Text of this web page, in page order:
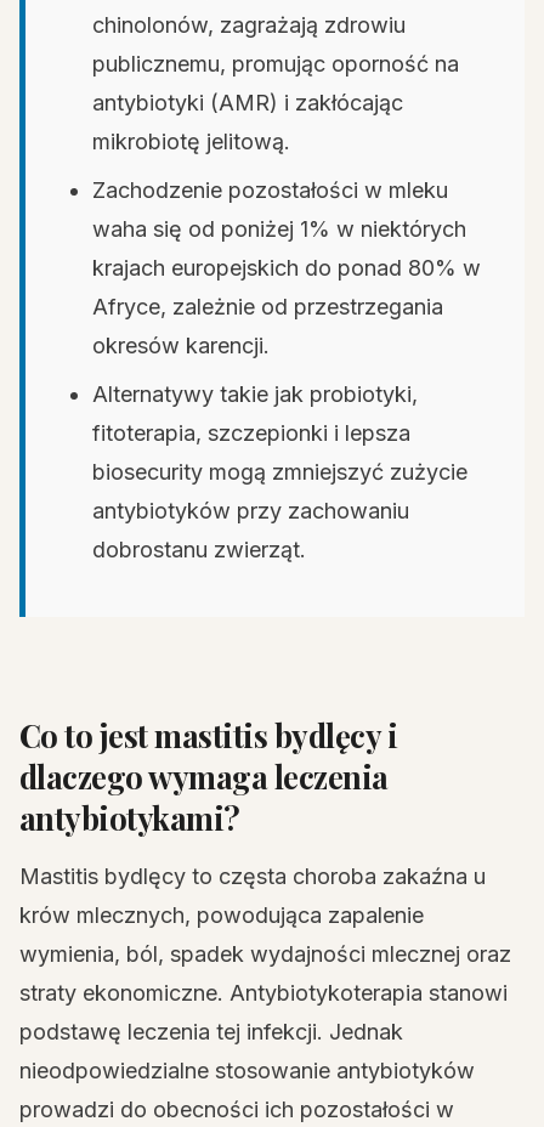
chinolonów, zagrażają zdrowiu
publicznemu, promując oporność na
antybiotyki (AMR) i zakłócając
mikrobiotę jelitową.
Zachodzenie pozostałości w mleku
waha się od poniżej 1% w niektórych
krajach europejskich do ponad 80% w
Afryce, zależnie od przestrzegania
okresów karencji.
Alternatywy takie jak probiotyki,
fitoterapia, szczepionki i lepsza
biosecurity mogą zmniejszyć zużycie
antybiotyków przy zachowaniu
dobrostanu zwierząt.
Co to jest mastitis bydlęcy i
dlaczego wymaga leczenia
antybiotykami?
Mastitis bydlęcy to częsta choroba zakaźna u
krów mlecznych, powodująca zapalenie
wymienia, ból, spadek wydajności mlecznej oraz
straty ekonomiczne. Antybiotykoterapia stanowi
podstawę leczenia tej infekcji. Jednak
nieodpowiedzialne stosowanie antybiotyków
prowadzi do obecności ich pozostałości w